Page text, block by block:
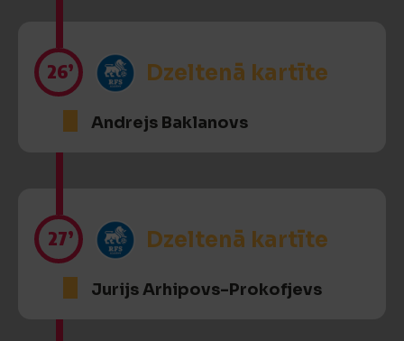
26’ Dzeltenā kartīte
Andrejs Baklanovs
27’ Dzeltenā kartīte
Jurijs Arhipovs-Prokofjevs